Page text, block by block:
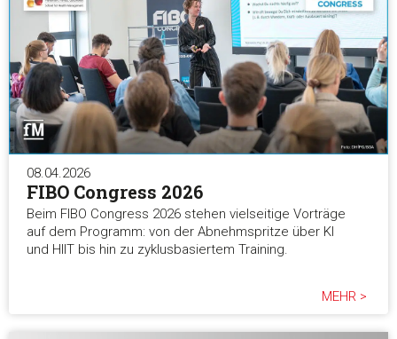
08.04.2026
FIBO Congress 2026
Beim FIBO Congress 2026 stehen vielseitige Vorträge
auf dem Programm: von der Abnehmspritze über KI
und HIIT bis hin zu zyklusbasiertem Training.
MEHR >